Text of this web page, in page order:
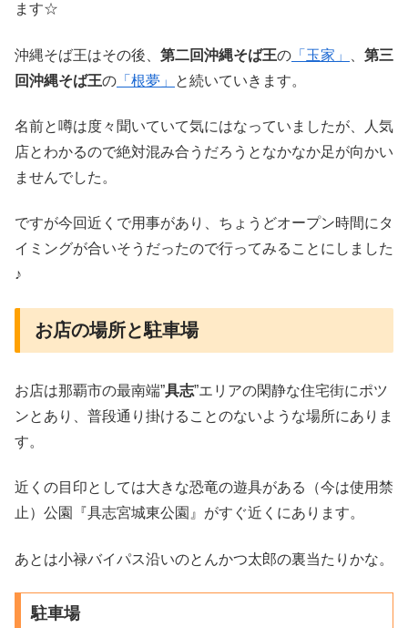
ます☆
沖縄そば王はその後、 第二回沖縄そば王の 「玉家」
第三
回沖縄そば王の 「根夢」 と続いていきます。
名前と噂は度々聞いていて気にはなっていましたが、人気
店とわかるので絶対混み合うだろうとなかなか足が向かい
ませんでした。
ですが今回近くで用事があり、ちょうどオープン時間にタ
イミングが合いそうだったので行ってみることにしました
♪
お店の場所と駐車場
お店は那覇市の最南端”具志”エリアの閑静な住宅街にポツ
ンとあり、普段通り掛けることのないような場所にありま
す。
近くの目印としては大きな恐竜の遊具がある（今は使用禁
止）公園『具志宮城東公園』がすぐ近くにあります。
あとは小禄バイパス沿いのとんかつ太郎の裏当たりかな。
駐車場